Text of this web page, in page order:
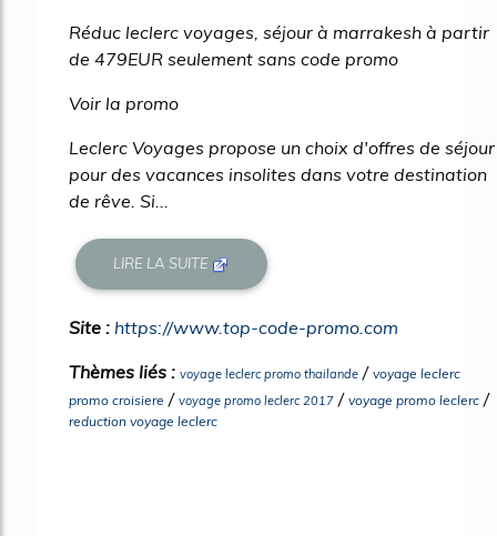
Réduc leclerc voyages, séjour à marrakesh à partir
de 479EUR seulement sans code promo
Voir la promo
Leclerc Voyages propose un choix d'offres de séjour
pour des vacances insolites dans votre destination
de rêve. Si...
LIRE LA SUITE
Site : https://www.top-code-promo.com
Thèmes liés : voyage leclerc promo thailande / voyage leclerc
promo croisiere / voyage promo leclerc 2017 / voyage promo leclerc /
reduction voyage leclerc